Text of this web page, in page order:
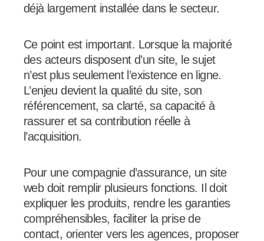
déjà largement installée dans le secteur.
Ce point est important. Lorsque la majorité
des acteurs disposent d’un site, le sujet
n’est plus seulement l’existence en ligne.
L’enjeu devient la qualité du site, son
référencement, sa clarté, sa capacité à
rassurer et sa contribution réelle à
l’acquisition.
Pour une compagnie d’assurance, un site
web doit remplir plusieurs fonctions. Il doit
expliquer les produits, rendre les garanties
compréhensibles, faciliter la prise de
contact, orienter vers les agences, proposer